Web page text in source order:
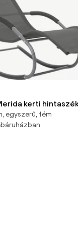
kerti
63 x 88 cm
egyszerű, fém